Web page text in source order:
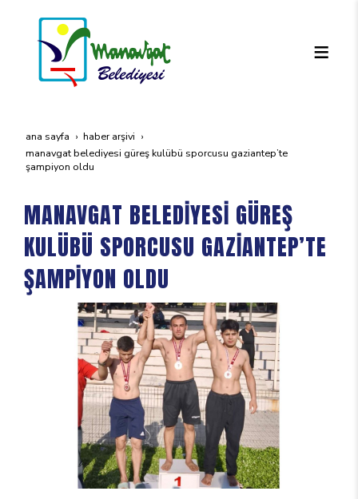
ana sayfa
haber arşivi
manavgat beledi̇yesi̇ güreş kulübü sporcusu gazi̇antep’te
şampi̇yon oldu
MANAVGAT BELEDİYESİ GÜREŞ
KULÜBÜ SPORCUSU GAZİANTEP’TE
ŞAMPİYON OLDU